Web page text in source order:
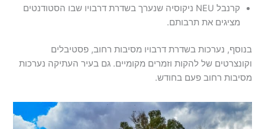
קרנבל NEU ניקוסיה שנערך בשדרת דרבויו שבו הסטודנטים
מציגים את תרבותם.
בנוסף, נערכות בשדרת דרבויו מסיבות רחוב, פסטיבלים
וקונצרטים של להקות וזמרים מקומיים. גם בעיר העתיקה נערכות
מסיבות רחוב פעם בחודש.